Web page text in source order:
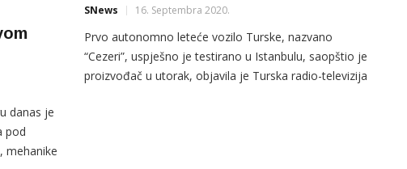
danas je
pod
mehanike
SNews 16. Septembra 2020.
Prvo autonomno leteće vozilo Turske, nazvano
“Cezeri”, uspješno je testirano u Istanbulu, saopštio je
proizvođač u utorak, objavila je Turska radio-televizija